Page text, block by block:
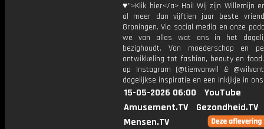
♥">Klik hier</a> Hoi! Wij zijn Willemijn
al meer dan vijftien jaar beste
Groningen. Via social media en onze
we van alles wat ons in het
bezighoudt. Van moederschap en
ontwikkeling tot fashion, beauty en
op Instagram (@tienvanwil &
dagelijkse inspiratie en een inkijkje in
15-05-2026 06:00
YouTube
Amusement.TV
Gezondheid.TV
Mensen.TV